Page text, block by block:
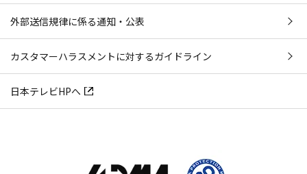
外部送信規律に係る通知・公表
カスタマーハラスメントに対するガイドライン
日本テレビHPへ